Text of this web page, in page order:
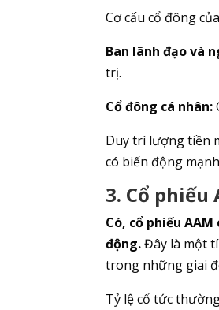
Cơ cấu cổ đông
Ban lãnh đạo và
trị.
Cổ đông cá nhân:
Duy trì lượng tiền
có biến động
3. Cổ
Có, cổ phiếu
động.Đây là một
trong những giai
Tỷ lệ cổ tức